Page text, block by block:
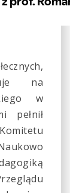
na
w
pełnił